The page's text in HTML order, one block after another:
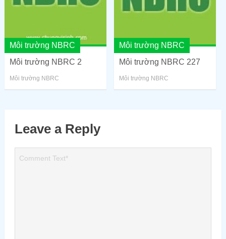
Môi trường NBRC
Môi trường NBRC 2
Môi trường NBRC
Môi trường NBRC
Môi trường NBRC 227
Môi trường NBRC
Leave a Reply